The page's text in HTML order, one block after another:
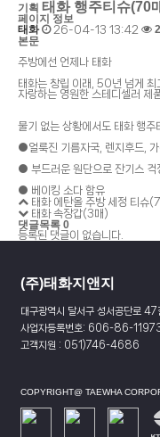
기획 태화 행주티슈(70
페이지 정보
태화
26-04-13 13:42
본문
주방에선 언제나 태화
태화는 창립 이래, 50년 넘게 최
자랑하는 영원한 스테디셀러 제
물기 없는 상황에서도 태화 행주
●얼룩진 기름자국, 렌지후드,
● 부드러운 원단으로 잔기스 걱
● 베이킹 소다 함유
태화 에탄올 주방 세정 티슈
태화 속장갑(3매)
댓글목록 0
등록된 댓글이 없습니다.
(주)태화지앤지
대구광역시 달서구 성서공단로
사업자등록번호: 606-86-
고객지원 : 051)746-4686
COPYRIGHT@ TAEWHA